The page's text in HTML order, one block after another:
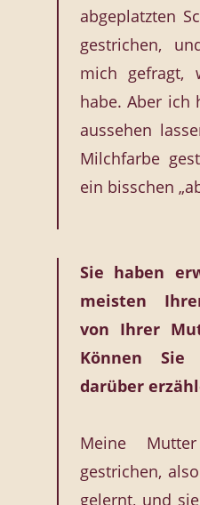
abgeplatzten
gestrichen,
mich gefragt,
habe. Aber ich
aussehen
Milchfarbe
ein bisschen
Sie haben
meisten
von Ihrer
Können
darüber
Meine
gestrichen,
gelernt, und